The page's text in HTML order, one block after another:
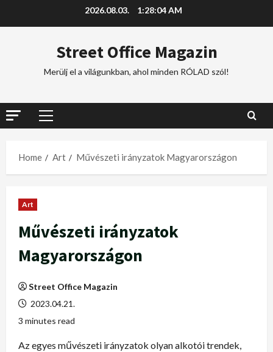
2026.08.03. 1:28:04 AM
Street Office Magazin
Merülj el a világunkban, ahol minden RÓLAD szól!
Home Art Művészeti irányzatok Magyarországon
Art
Művészeti irányzatok
Magyarországon
Street Office Magazin
2023.04.21.
3 minutes read
Az egyes művészeti irányzatok olyan alkotói trendek,